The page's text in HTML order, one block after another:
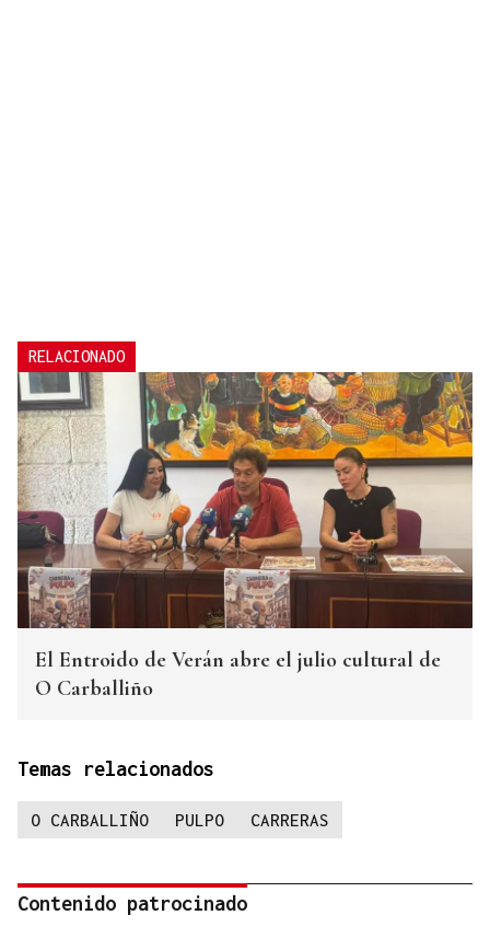
RELACIONADO
El Entroido de Verán abre el julio cultural de
O Carballiño
Temas relacionados
O CARBALLIÑO PULPO CARRERAS
Contenido patrocinado